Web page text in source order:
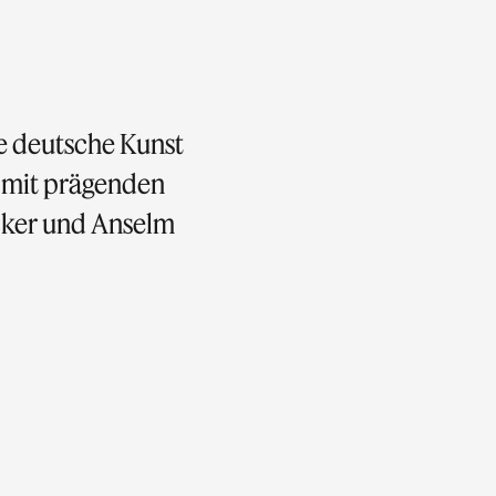
deutsche Kunst
prägenden
und Anselm